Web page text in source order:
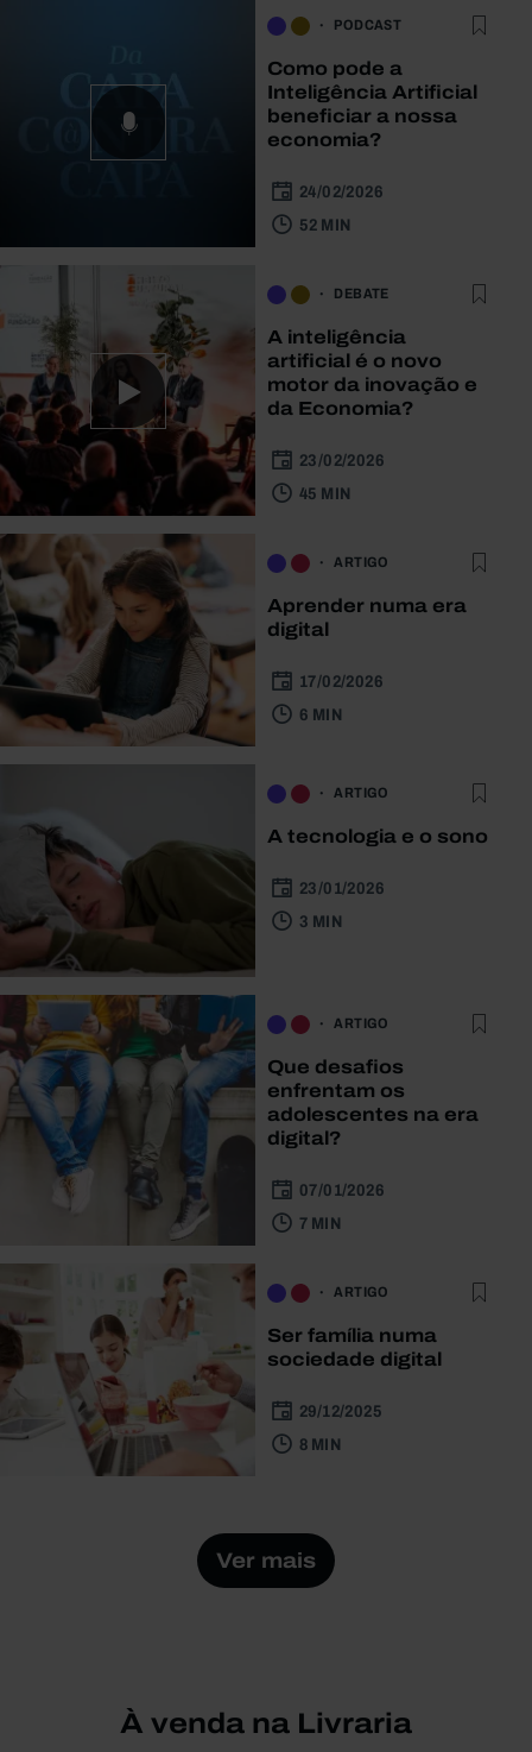
PODCAST
Como pode a
Inteligência Artificial
beneficiar a nossa
economia?
24/02/2026
52 MIN
DEBATE
A inteligência
artificial é o novo
motor da inovação e
da Economia?
23/02/2026
45 MIN
ARTIGO
Aprender numa era
digital
17/02/2026
6 MIN
ARTIGO
A tecnologia e o sono
23/01/2026
3 MIN
ARTIGO
Que desafios
enfrentam os
adolescentes na era
digital?
07/01/2026
7 MIN
ARTIGO
Ser família numa
sociedade digital
29/12/2025
8 MIN
Ver mais
À venda na Livraria